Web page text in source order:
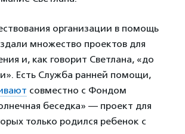
организации в помощь
множество проектов для
и, как говорит Светлана, «до
Есть Служба ранней помощи,
совместно с Фондом
беседка» — проект для
только родился ребенок с